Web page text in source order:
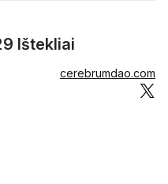
Ištekliai
cerebrumdao.com